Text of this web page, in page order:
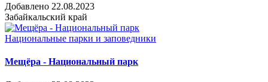
Добавлено 22.08.2023
Забайкальский край
Национальные парки и заповедники
Мещёра - Национальный парк